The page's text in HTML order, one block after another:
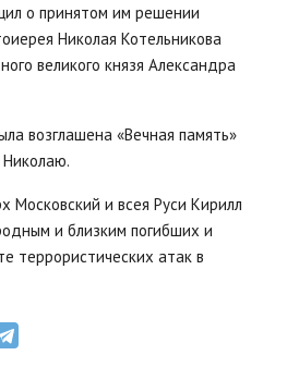
о принятом им решении
Николая Котельникова
великого князя Александра
возглашена «Вечная память»
Николаю.
Московский и всея Руси Кирилл
и близким погибших и
террористических атак в